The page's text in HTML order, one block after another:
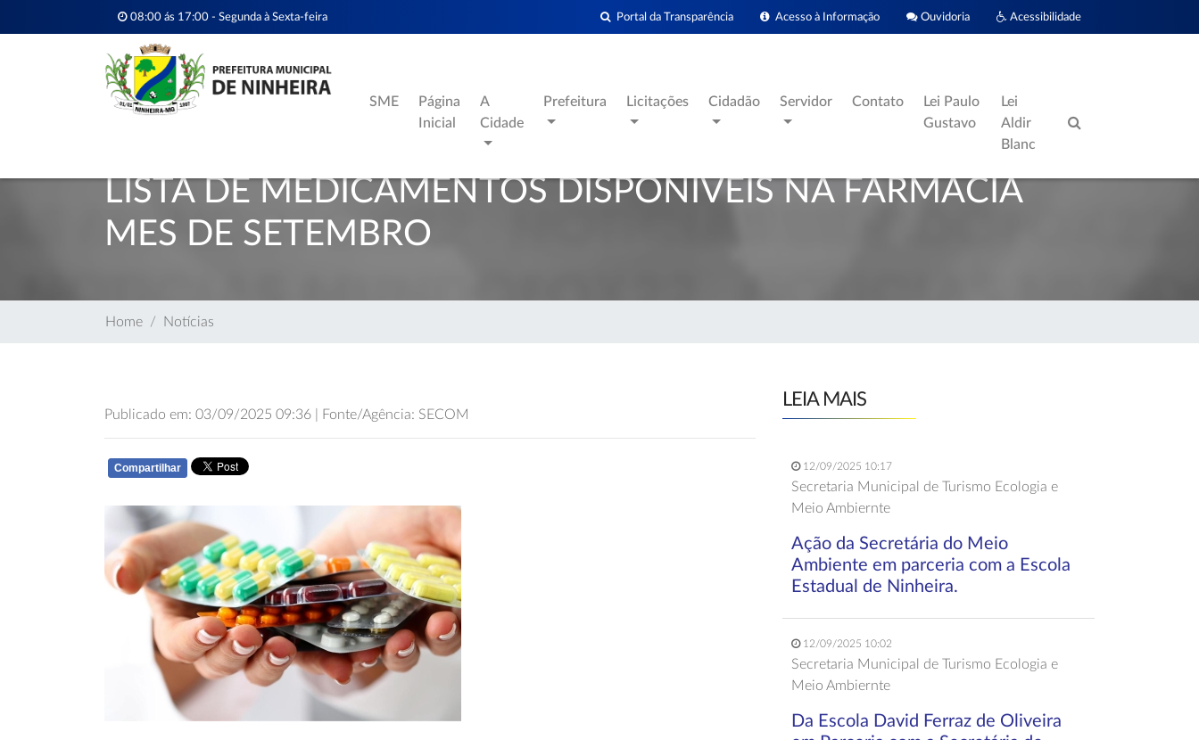
08:00 ás 17:00 - Segunda à Sexta-feira Acessibilidade
Ouvidoria
Acesso à Informação
Portal da Transparência
SME
Página
Inicial
A
Cidade
Prefeitura Licitações Cidadão Servidor Contato
Lei Paulo
Gustavo
Lei
Aldir
Blanc
LISTA DE MEDICAMENTOS DISPONÍVEIS NA FARMACIA
MES DE SETEMBRO
Home Notícias
Publicado em: 03/09/2025 09:36 | Fonte/Agência: SECOM
Compartilhar
LEIA MAIS
12/09/2025 10:17
Secretaria Municipal de Turismo Ecologia e
Meio Ambiernte
Ação da Secretária do Meio
Ambiente em parceria com a Escola
Estadual de Ninheira.
12/09/2025 10:02
Secretaria Municipal de Turismo Ecologia e
Meio Ambiernte
Da Escola David Ferraz de Oliveira